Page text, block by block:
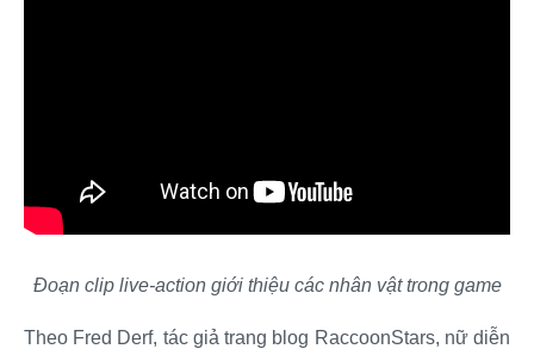
Đoạn clip live-action giới thiệu các nhân vật trong game
Theo Fred Derf, tác giả trang blog RaccoonStars, nữ diễn